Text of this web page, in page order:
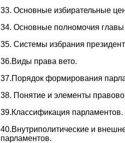
33. Основные избирательные
34. Основные полномочия главы
35. Системы избрания
36.Виды права вето.
37.Порядок формирования
38. Понятие и элементы
39.Классификация парламентов.
40.Внутриполитические и
парламентов.